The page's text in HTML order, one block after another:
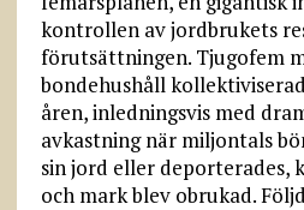
kontrollen av jordbrukets
förutsättningen. Tjugofem
bondehushåll
åren, inledningsvis med
avkastning när miljontals
sin jord eller deporterades,
och mark blev obrukad.